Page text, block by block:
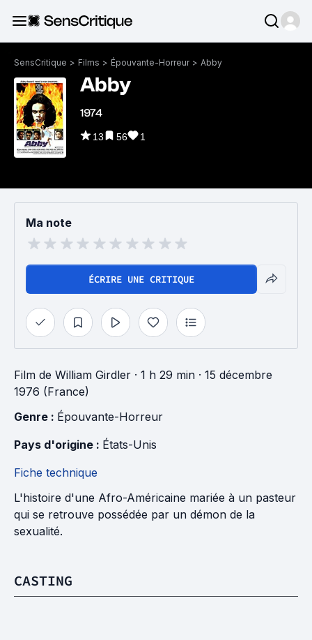
SensCritique > Films > Épouvante-Horreur > Abby
Abby
1974
13 56 1
Ma note
ÉCRIRE UNE CRITIQUE
Film de William Girdler · 1 h 29 min · 15 décembre
1976 (France)
Genre : Épouvante-Horreur
Pays d'origine : États-Unis
Fiche technique
L'histoire d'une Afro-Américaine mariée à un pasteur
qui se retrouve possédée par un démon de la
sexualité.
CASTING